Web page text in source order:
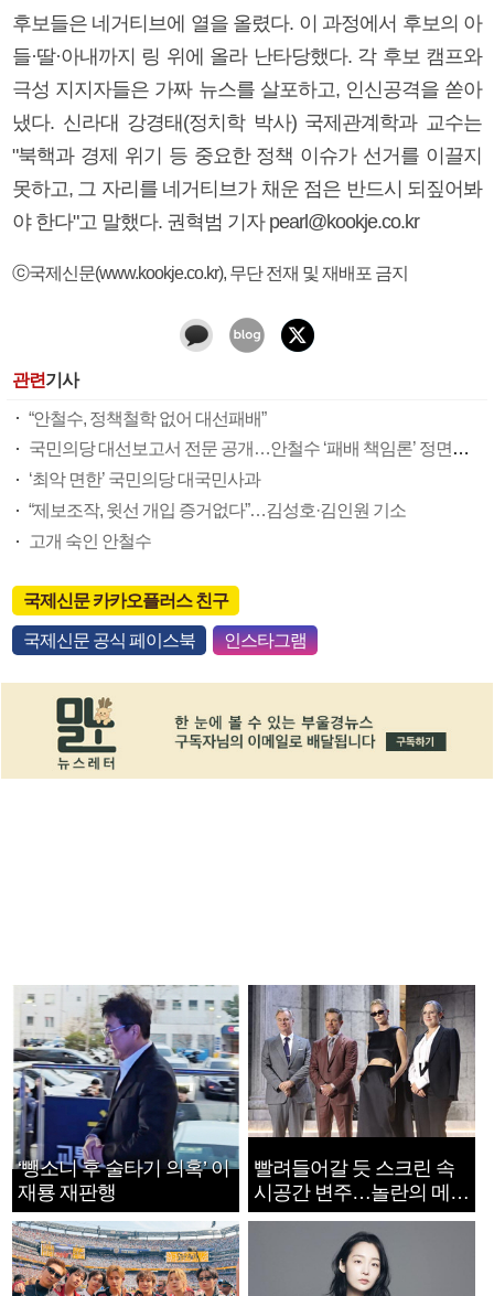
후보들은 네거티브에 열을 올렸다. 이 과정에서 후보의 아
들·딸·아내까지 링 위에 올라 난타당했다. 각 후보 캠프와
극성 지지자들은 가짜 뉴스를 살포하고, 인신공격을 쏟아
냈다. 신라대 강경태(정치학 박사) 국제관계학과 교수는
"북핵과 경제 위기 등 중요한 정책 이슈가 선거를 이끌지
못하고, 그 자리를 네거티브가 채운 점은 반드시 되짚어봐
야 한다"고 말했다. 권혁범 기자 pearl@kookje.co.kr
ⓒ국제신문(www.kookje.co.kr), 무단 전재 및 재배포 금지
관련기사
“안철수, 정책철학 없어 대선패배”
국민의당 대선보고서 전문 공개…안철수 ‘패배 책임론’ 정면돌파
‘최악 면한’ 국민의당 대국민사과
“제보조작, 윗선 개입 증거없다”…김성호·김인원 기소
고개 숙인 안철수
국제신문 카카오플러스 친구
국제신문 공식 페이스북 인스타그램
‘뺑소니 후 술타기 의혹’ 이
재룡 재판행
빨려들어갈 듯 스크린 속
시공간 변주…놀란의 메시
지는 ‘전쟁 속죄’